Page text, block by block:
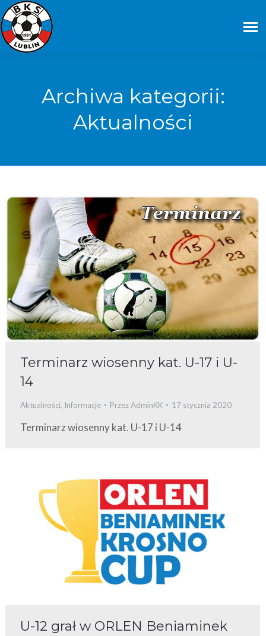
Archiwa kategorii:
Aktualności
Terminarz wiosenny kat. U-17 i U-
14
Aktualności, Informacje PrzezAdminKK 17 stycznia 2020
Terminarz wiosenny kat. U-17 i U-14
U-12 grał w ORLEN Beniaminek